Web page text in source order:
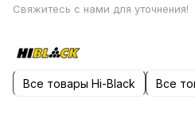
Свяжитесь с нами для уточнения!
Все товары Hi-Black Все